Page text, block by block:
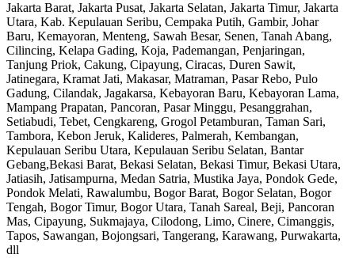
Jakarta Barat, Jakarta Pusat, Jakarta Selatan, Jakarta Timur, Jakarta
Utara, Kab. Kepulauan Seribu, Cempaka Putih, Gambir, Johar
Baru, Kemayoran, Menteng, Sawah Besar, Senen, Tanah Abang,
Cilincing, Kelapa Gading, Koja, Pademangan, Penjaringan,
Tanjung Priok, Cakung, Cipayung, Ciracas, Duren Sawit,
Jatinegara, Kramat Jati, Makasar, Matraman, Pasar Rebo, Pulo
Gadung, Cilandak, Jagakarsa, Kebayoran Baru, Kebayoran Lama,
Mampang Prapatan, Pancoran, Pasar Minggu, Pesanggrahan,
Setiabudi, Tebet, Cengkareng, Grogol Petamburan, Taman Sari,
Tambora, Kebon Jeruk, Kalideres, Palmerah, Kembangan,
Kepulauan Seribu Utara, Kepulauan Seribu Selatan, Bantar
Gebang,Bekasi Barat, Bekasi Selatan, Bekasi Timur, Bekasi Utara,
Jatiasih, Jatisampurna, Medan Satria, Mustika Jaya, Pondok Gede,
Pondok Melati, Rawalumbu, Bogor Barat, Bogor Selatan, Bogor
Tengah, Bogor Timur, Bogor Utara, Tanah Sareal, Beji, Pancoran
Mas, Cipayung, Sukmajaya, Cilodong, Limo, Cinere, Cimanggis,
Tapos, Sawangan, Bojongsari, Tangerang, Karawang, Purwakarta,
dll